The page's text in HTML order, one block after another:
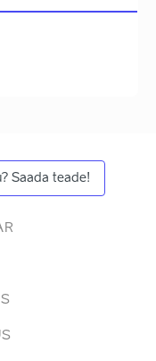
Saada teade!